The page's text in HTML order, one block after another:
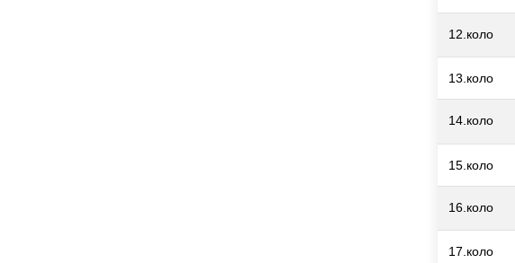
12.коло
13.коло
14.коло
15.коло
16.коло
17.коло